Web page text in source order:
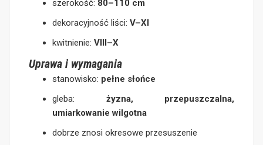
szerokość: 80–110 cm
dekoracyjność liści:V–XI
kwitnienie:VIII–X
Uprawa i wymagania
stanowisko: pełne słońce
gleba: żyzna, przepuszczalna,
umiarkowanie wilgotna
dobrze znosi okresowe przesuszenie